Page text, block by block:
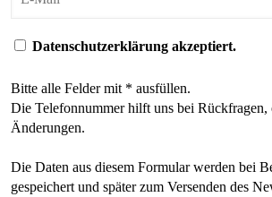
Datenschutzerklärung akzeptiert.
Bitte alle Felder mit * ausfüllen.
Die Telefonnummer hilft uns bei Rückfragen,
Änderungen.
Die Daten aus diesem Formular werden bei
gespeichert und später zum Versenden des